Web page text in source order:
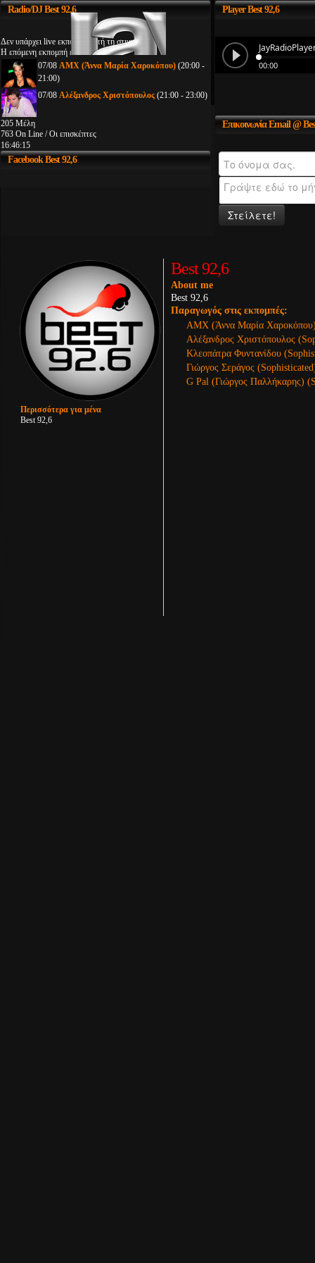
Radio/DJBest 92.6
Δεν υπάρχει live εκπομπή αυτή τη στιγμή
Η επόμενη εκπομπή είναι:
07/08 AMX (Άννα Μαρία Χαροκόπου) (20:00 -
21:00)
07/08 Αλέξανδρος Χριστόπουλος (21:00 - 23:00)
205 Μέλη
763 On Line / Οι επισκέπτες
16:46:15
FacebookBest 92,6
PlayerBest 92,6
ΕπικοινωνίαEmail @
Στείλετε!
Περισσότερα για μένα
Best 92,6
Best 92,6
About me
Best 92,6
Παραγωγός στις εκπομπές:
AMX (Άννα Μαρία
Αλέξανδρος Χριστόπουλος
Κλεοπάτρα Φυντανίδου
Γιώργος Σεράγος
G Pal (Γιώργος Παλλήκαρης)